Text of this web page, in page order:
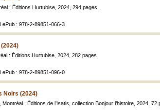
: Éditions Hurtubise, 2024, 294 pages.
ePub : 978-2-89851-066-3
: Éditions Hurtubise, 2024, 282 pages.
ePub : 978-2-89851-096-0
Noirs (2024)
, Montréal : Éditions de l’Isatis, collection Bonjour l’histoire, 2024, 72